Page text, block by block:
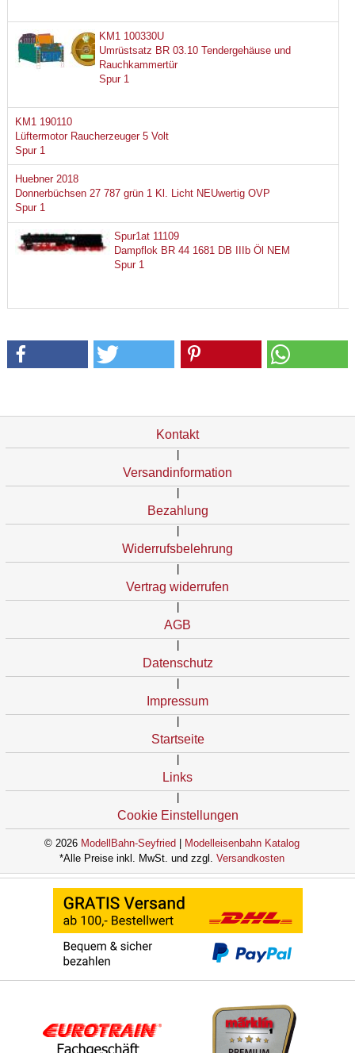
KM1 100330U
Umrüstsatz BR 03.10 Tendergehäuse und
Rauchkammertür
Spur 1
KM1 190110
Lüftermotor Raucherzeuger 5 Volt
Spur 1
Huebner 2018
Donnerbüchsen 27 787 grün 1 Kl. Licht NEUwertig OVP
Spur 1
Spur1at 11109
Dampflok BR 44 1681 DB IIIb Öl NEM
Spur 1
Kontakt
Versandinformation
Bezahlung
Widerrufsbelehrung
Vertrag widerrufen
AGB
Datenschutz
Impressum
Startseite
Links
Cookie Einstellungen
© 2026 ModellBahn-Seyfried
Modelleisenbahn Katalog
*Alle Preise inkl. MwSt. und zzgl. Versandkosten